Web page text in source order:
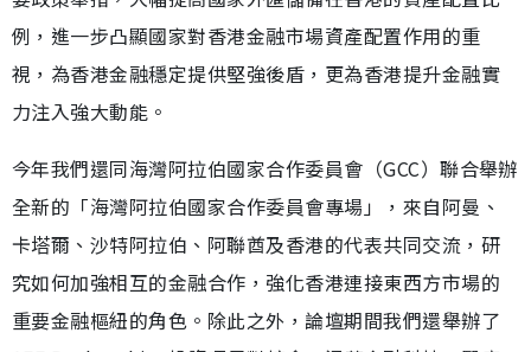
例，進一步凸顯國家對香港金融市場資產配置作用的重
視，為香港金融穩定提供堅強後盾，更為香港提升金融實
力注入強大動能。
今年我們還同海灣阿拉伯國家合作委員會（GCC）聯合舉辦
全新的「海灣阿拉伯國家合作委員會專場」，來自阿曼、
卡塔爾、沙特阿拉伯、阿聯酋及香港的代表共同交流，研
究如何加強相互的金融合作，強化香港連接東西方市場的
重要金融樞紐的角色。除此之外，論壇期間我們還舉辦了